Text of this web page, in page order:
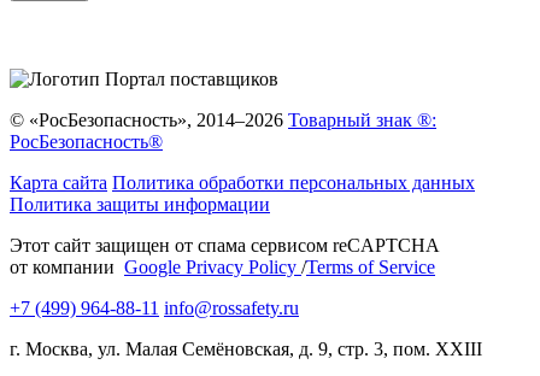
© «РосБезопасность», 2014–2026 Товарный знак ®:
РосБезопасность®
Карта сайта Политика обработки персональных данных
Политика защиты информации
Этот сайт защищен от спама сервисом reCAPTCHA
от компании Google Privacy Policy /Terms of Service
+7 (499) 964-88-11 info@rossafety.ru
г. Москва, ул. Малая Семёновская, д. 9, стр. 3, пом. XXIII